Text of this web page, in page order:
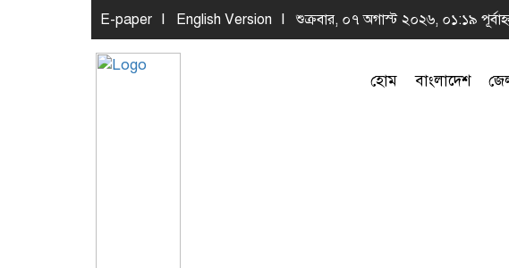
E-paper English Version শুক্রবার, ০৭ অগাস্ট ২০২৬, ০১:১৯
হোম বাংলাদেশ